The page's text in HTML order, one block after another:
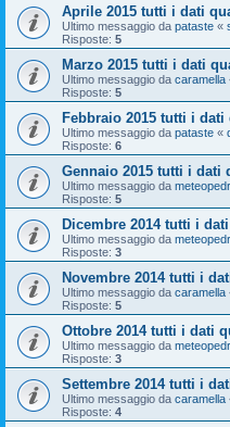
Aprile 2015 tutti i dati
Ultimo messaggio da pataste «
Risposte: 5
Marzo 2015 tutti i dati
Ultimo messaggio da caramella
Risposte: 5
Febbraio 2015 tutti i dati
Ultimo messaggio da pataste «
Risposte: 6
Gennaio 2015 tutti i dati
Ultimo messaggio da
Risposte: 5
Dicembre 2014 tutti i
Ultimo messaggio da
Risposte: 3
Novembre 2014 tutti i
Ultimo messaggio da caramella
Risposte: 5
Ottobre 2014 tutti i dati
Ultimo messaggio da
Risposte: 3
Settembre 2014 tutti i
Ultimo messaggio da caramella
Risposte: 4